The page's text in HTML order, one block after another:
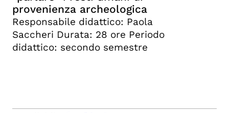
provenienza archeologica
Responsabile didattico: Paola
Saccheri Durata: 28 ore Periodo
didattico: secondo semestre